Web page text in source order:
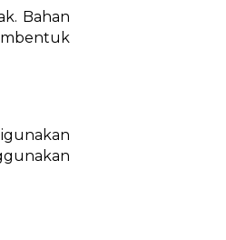
Bahan